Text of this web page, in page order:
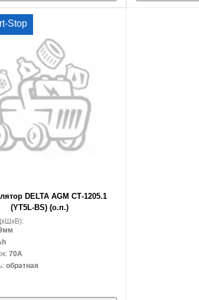
Stop
DELTA AGM СТ-1205.1
(YT5L-BS) (о.п.)
70A
обратная